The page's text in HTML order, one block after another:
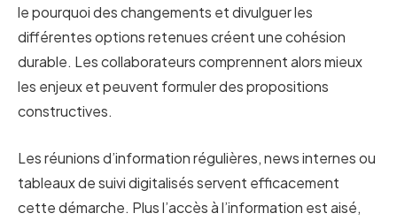
le pourquoi des changements et divulguer les
différentes options retenues créent une cohésion
durable. Les collaborateurs comprennent alors mieux
les enjeux et peuvent formuler des propositions
constructives.
Les réunions d’information régulières, news internes ou
tableaux de suivi digitalisés servent efficacement
cette démarche. Plus l’accès à l’information est aisé,